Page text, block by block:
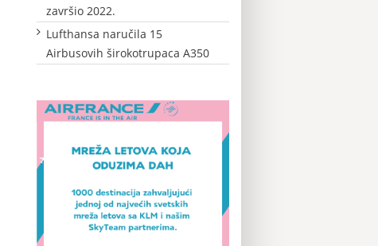
završio 2022.
Lufthansa naručila 15
Airbusovih širokotrupaca A350